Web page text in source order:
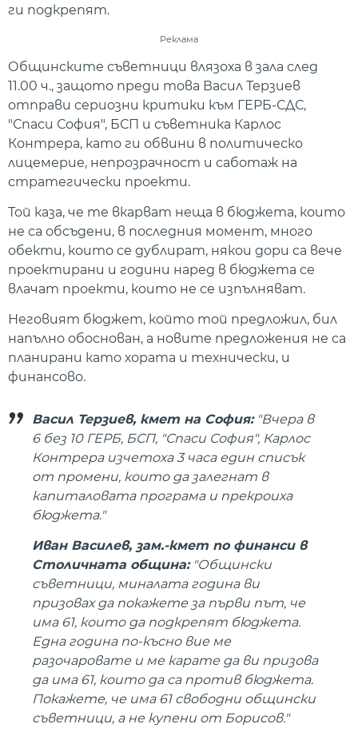
ги подкрепят.
Реклама
Общинските съветници влязоха в зала след
11.00 ч., защото преди това Васил Терзиев
отправи сериозни критики към ГЕРБ-СДС,
"Спаси София", БСП и съветника Карлос
Контрера, като ги обвини в политическо
лицемерие, непрозрачност и саботаж на
стратегически проекти.
Той каза, че те вкарват неща в бюджета, които
не са обсъдени, в последния момент, много
обекти, които се дублират, някои дори са вече
проектирани и години наред в бюджета се
влачат проекти, които не се изпълняват.
Неговият бюджет, който той предложил, бил
напълно обоснован, а новите предложения не са
планирани като хората и технически, и
финансово.
Васил Терзиев, кмет на София:"Вчера в
6 без 10 ГЕРБ, БСП, "Спаси София", Карлос
Контрера изчетоха 3 часа един списък
от промени, които да залегнат в
капиталовата програма и прекроиха
бюджета."
Иван Василев, зам.-кмет по финанси в
Столичната община:"Общински
съветници, миналата година ви
призовах да покажете за първи път, че
има 61, които да подкрепят бюджета.
Една година по-късно вие ме
разочаровате и ме карате да ви призова
да има 61, които да са против бюджета.
Покажете, че има 61 свободни общински
съветници, а не купени от Борисов."